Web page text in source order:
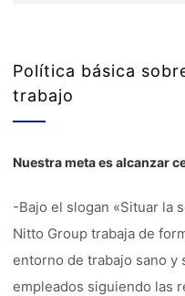
Política básica
trabajo
Nuestra meta es alcanzar
-Bajo el slogan «Situar la
Nitto Group trabaja de
entorno de trabajo sano y
empleados siguiendo las